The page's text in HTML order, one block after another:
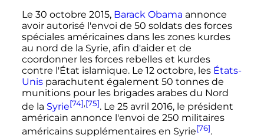
Le 30 octobre 2015, Barack Obama annonce
avoir autorisé l'envoi de 50 soldats des forces
spéciales américaines dans les zones kurdes
au nord de la Syrie, afin d'aider et de
coordonner les forces rebelles et kurdes
contre l'État islamique. Le 12 octobre, les États-
Unisparachutent également 50 tonnesde
munitions pour les brigades arabes du Nord
de la Syrie[74],[75]. Le 25 avril 2016, le président
américain annonce l'envoi de 250 militaires
américains supplémentaires en Syrie[76].